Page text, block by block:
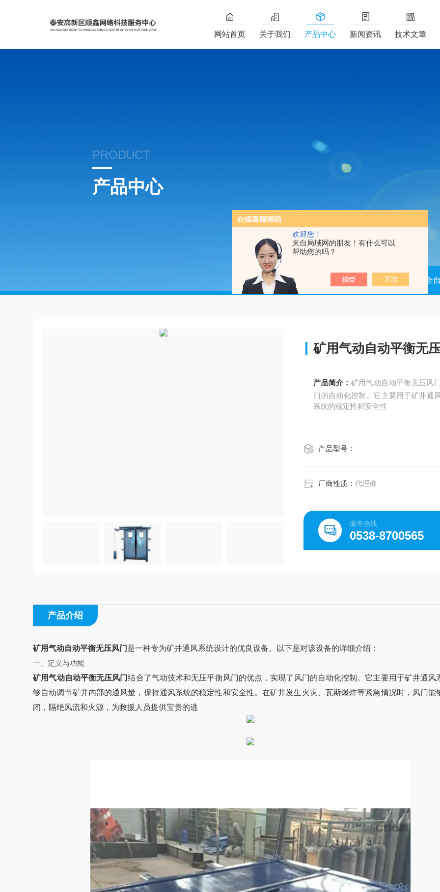
欢迎您！
来自局域网的朋友！有什么可以
帮助您的吗？
网站首页 关于我们 产品中心 新闻资讯 技术文章
PRODUCT
产品中心
首页 产品中心 矿用全
矿用气动自动平衡无
产品简介： 矿用气动自动平衡无压风
门的自动化控制。它主要用于矿井通
系统的稳定性和安全性
产品型号：
厂商性质：代理商
服务热线
0538-8700565
产品介绍
‌矿用气动自动平衡无压风门 是一种专为矿井通风系统设计的优良设备。以下是对该设备的详细介绍：
一、定义与功能
‌矿用气动自动平衡无压风门结合了气动技术和无压平衡风门的优点，实现了风门的自动化控制。它主要用于矿井通风
够自动调节矿井内部的通风量，保持通风系统的稳定性和安全性。在矿井发生火灾、瓦斯爆炸等紧急情况时，风门能
闭，隔绝风流和火源，为救援人员提供宝贵的逃